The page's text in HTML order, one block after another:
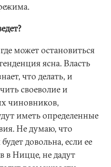
может остановиться
ясна. Власть
что делать, и
своеволие и
чиновников,
иметь определенные
Не думаю, что
довольна, если ее
в Ницце, не дадут